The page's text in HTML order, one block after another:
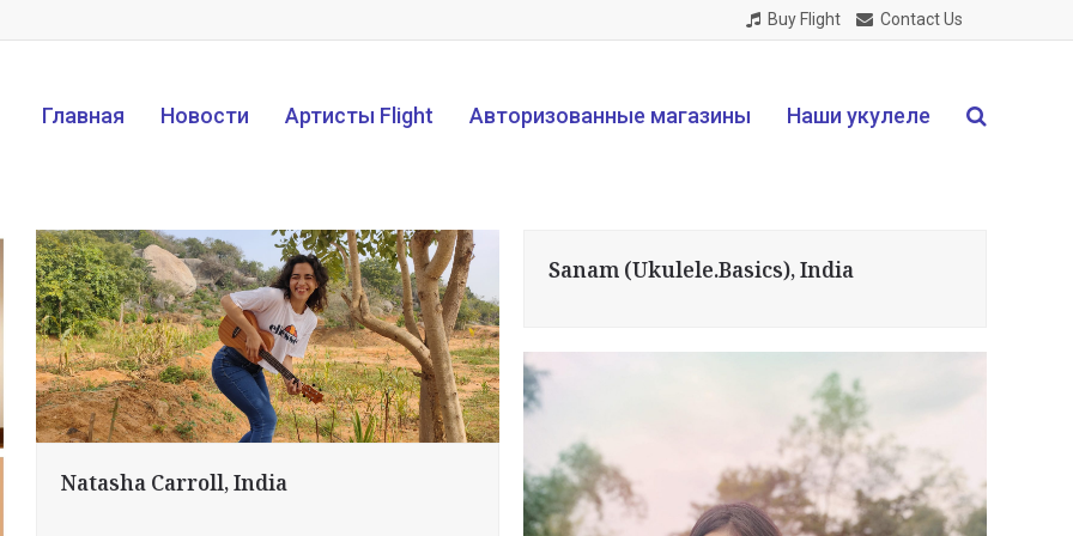
Buy Flight Contact Us
Главная Новости Артисты Flight Авторизованные магазины Наши укулеле
Natasha Carroll, India
Sanam (Ukulele.Basics), India